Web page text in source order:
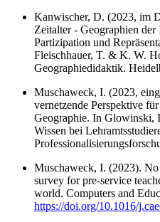
Kanwischer, D. (2023, im
Zeitalter - Geographien
Partizipation und
Fleischhauer, T. & K. W.
Geographiedidaktik.
Muschaweck, I. (2023,
vernetzende Perspektive
Geographie. In Glowinski,
Wissen bei
Muschaweck, I. (2023).
survey for pre-service
world. Computers and
https://doi.org/10.1016/